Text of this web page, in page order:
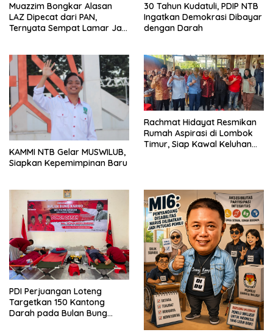
Muazzim Bongkar Alasan
LAZ Dipecat dari PAN,
Ternyata Sempat Lamar Jadi
30 Tahun Kudatuli, PDIP NTB
Ingatkan Demokrasi Dibayar
dengan Darah
KAMMI NTB Gelar MUSWILUB,
Siapkan Kepemimpinan Baru
Rachmat Hidayat Resmikan
Rumah Aspirasi di Lombok
Timur, Siap Kawal Keluhan
PDI Perjuangan Loteng
Targetkan 150 Kantong
Darah pada Bulan Bung